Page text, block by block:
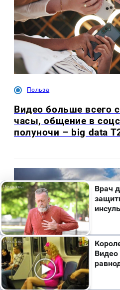
Польза
Видео больше всего
часы, общение в
полуночи – big data
Мы используем cookie. Во
вы соглашаетесь с тем,
ваши персональные данные
метрик Яндекс Метрика,
Я согласен
Врач
Видео